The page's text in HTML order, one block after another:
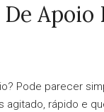
Apoio
Pode parecer
agitado, rápido e